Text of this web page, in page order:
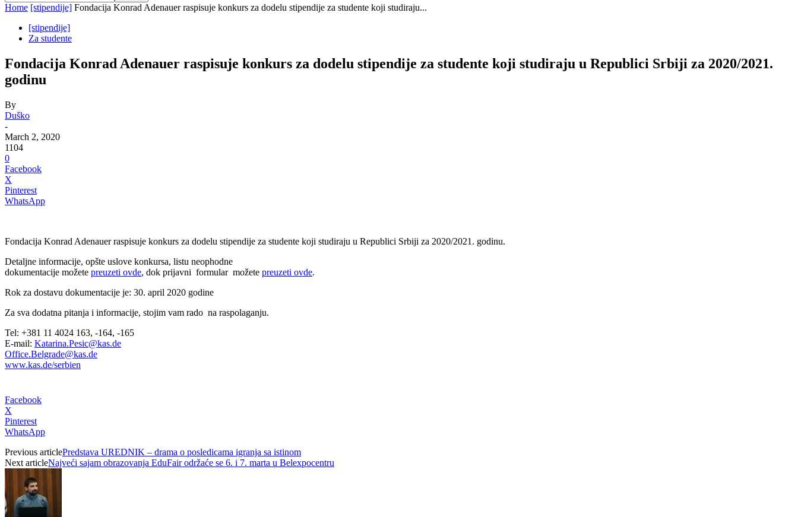
Home [stipendije] Fondacija Konrad Adenauer raspisuje konkurs za dodelu stipendije za studente koji studiraju...
[stipendije]
Za studente
Fondacija Konrad Adenauer raspisuje konkurs za dodelu stipendije za studente koji studiraju u Republici Srbiji za 2020/2021.
godinu
By
Duško
-
March 2, 2020
1104
0
Facebook
X
Pinterest
WhatsApp
Fondacija Konrad Adenauer raspisuje konkurs za dodelu stipendije za studente koji studiraju u Republici Srbiji za 2020/2021. godinu.
Detaljne informacije, opšte uslove konkursa, listu neophodne
dokumentacije možete preuzeti ovde, dok prijavni formular možete preuzeti ovde.
Rok za dostavu dokumentacije je: 30. april 2020 godine
Za sva dodatna pitanja i informacije, stojim vam rado na raspolaganju.
Tel: +381 11 4024 163, -164, -165
E-mail: Katarina.Pesic@kas.de
Office.Belgrade@kas.de
www.kas.de/serbien
Facebook
X
Pinterest
WhatsApp
Previous articlePredstava UREDNIK – drama o posledicama igranja sa istinom
Next articleNajveći sajam obrazovanja EduFair održaće se 6. i 7. marta u Belexpocentru